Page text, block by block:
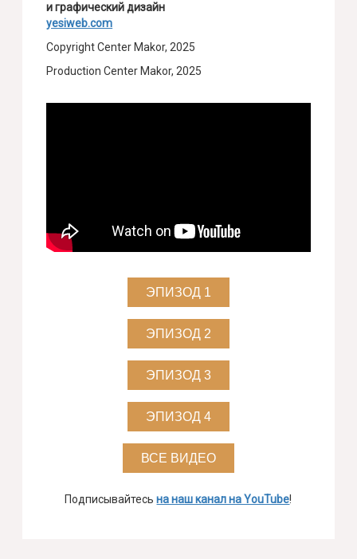
и графический дизайн
yesiweb.com
Copyright Center Makor, 2025
Production Center Makor, 2025
ЭПИЗОД 1
ЭПИЗОД 2
ЭПИЗОД 3
ЭПИЗОД 4
ВСЕ ВИДЕО
Подписывайтесьна наш канал на YouTube!